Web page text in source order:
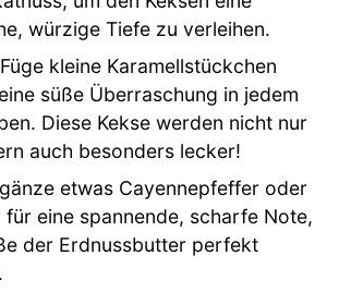
würzige Tiefe zu verleihen.
Füge kleine Karamellstückchen
süße Überraschung in jedem
Diese Kekse werden nicht nur
auch besonders lecker!
etwas Cayennepfeffer oder
für eine spannende, scharfe Note,
der Erdnussbutter perfekt